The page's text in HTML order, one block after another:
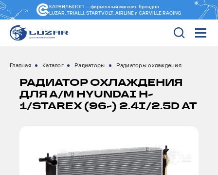
КАРВИЛЬШОП — фирменный магазин брендов
LUZAR, TRIALLI, STARTVOLT, AIRLINE и CARVILLE RACING
Главная Каталог Радиаторы Радиаторы охлаждения
РАДИАТОР ОХЛАЖДЕНИЯ
ДЛЯ А/М HYUNDAI H-
1/STAREX (96-) 2.4I/2.5D AT